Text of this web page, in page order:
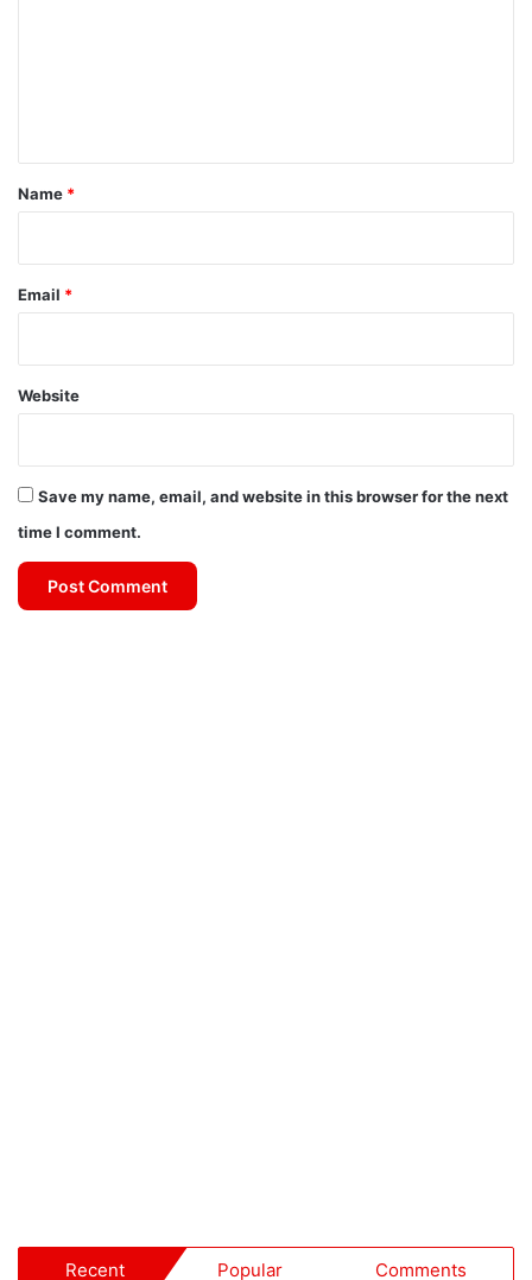
*
Name *
Email *
Website
Save my name, email, and website in this browser for the next
time I comment.
Recent Popular Comments